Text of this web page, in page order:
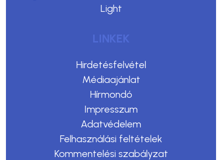
Light
LINKEK
Hirdetésfelvétel
Médiaajánlat
Hírmondó
Impresszum
Adatvédelem
Felhasználási feltételek
Kommentelési szabályzat